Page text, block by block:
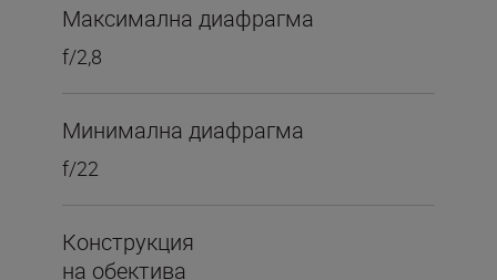
Максимална диафрагма
f/2,8
Минимална диафрагма
f/22
Конструкция
на обектива